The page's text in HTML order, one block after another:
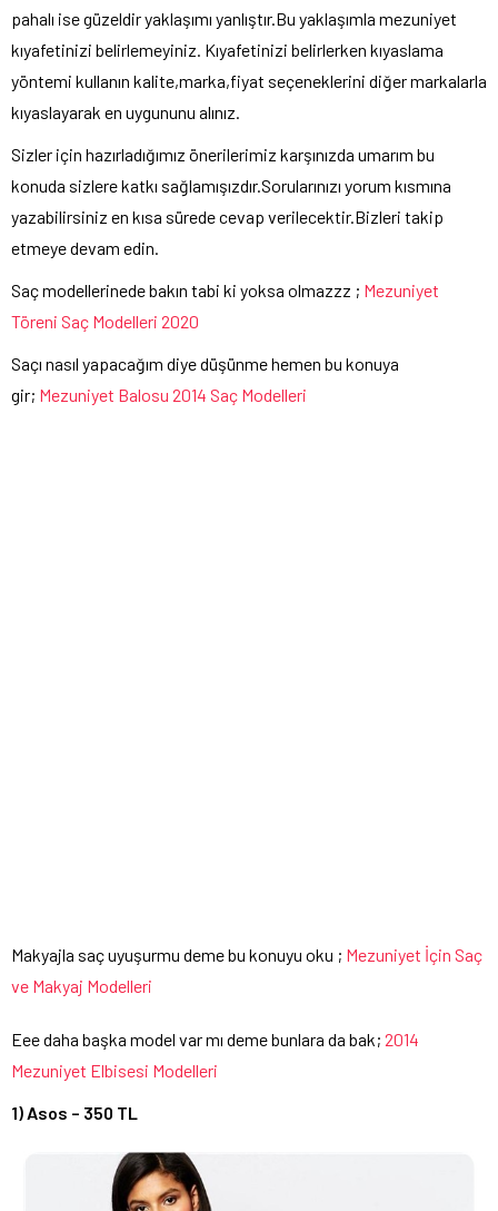
pahalı ise güzeldir yaklaşımı yanlıştır.Bu yaklaşımla mezuniyet
kıyafetinizi belirlemeyiniz. Kıyafetinizi belirlerken kıyaslama
yöntemi kullanın kalite,marka,fiyat seçeneklerini diğer markalarla
kıyaslayarak en uygununu alınız.
Sizler için hazırladığımız önerilerimiz karşınızda umarım bu
konuda sizlere katkı sağlamışızdır.Sorularınızı yorum kısmına
yazabilirsiniz en kısa sürede cevap verilecektir.Bizleri takip
etmeye devam edin.
Saç modellerinede bakın tabi ki yoksa olmazzz ; Mezuniyet
Töreni Saç Modelleri 2020
Saçı nasıl yapacağım diye düşünme hemen bu konuya
gir; Mezuniyet Balosu 2014 Saç Modelleri
Makyajla saç uyuşurmu deme bu konuyu oku ; Mezuniyet İçin Saç
ve Makyaj Modelleri
Eee daha başka model var mı deme bunlara da bak; 2014
Mezuniyet Elbisesi Modelleri
1) Asos – 350 TL